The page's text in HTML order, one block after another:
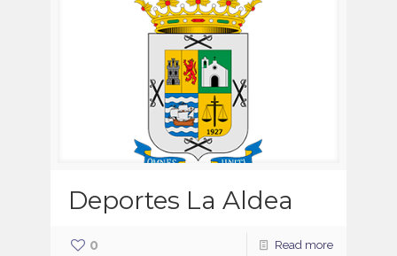
Deportes La Aldea
0 Read more